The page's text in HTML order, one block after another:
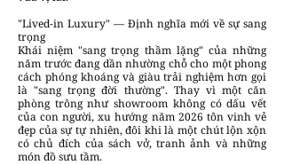
"Lived-in Luxury" — Định nghĩa mới về sự sang
trọng
Khái niệm "sang trọng thầm lặng" của những
năm trước đang dần nhường chỗ cho một phong
cách phóng khoáng và giàu trải nghiệm hơn gọi
là "sang trọng đời thường". Thay vì một căn
phòng trông như showroom không có dấu vết
của con người, xu hướng năm 2026 tôn vinh vẻ
đẹp của sự tự nhiên, đôi khi là một chút lộn xộn
có chủ đích của sách vở, tranh ảnh và những
món đồ sưu tầm.